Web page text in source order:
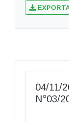
04/11/
N°03/